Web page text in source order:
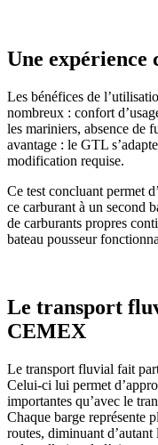
Une expérience
Les bénéfices de
nombreux : confort
les mariniers, absence de
avantage : le GTL
modification requise.
Ce test concluant permet
ce carburant à un second
de carburants propres
bateau pousseur
Le transport
CEMEX
Le transport fluvial fait
Celui-ci lui permet
importantes qu’avec le
Chaque barge représente
routes, diminuant d’autant